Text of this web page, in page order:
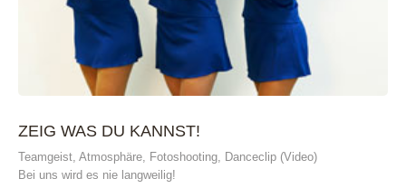
ZEIG WAS DU KANNST!
Teamgeist, Atmosphäre, Fotoshooting, Danceclip (Video)
Bei uns wird es nie langweilig!